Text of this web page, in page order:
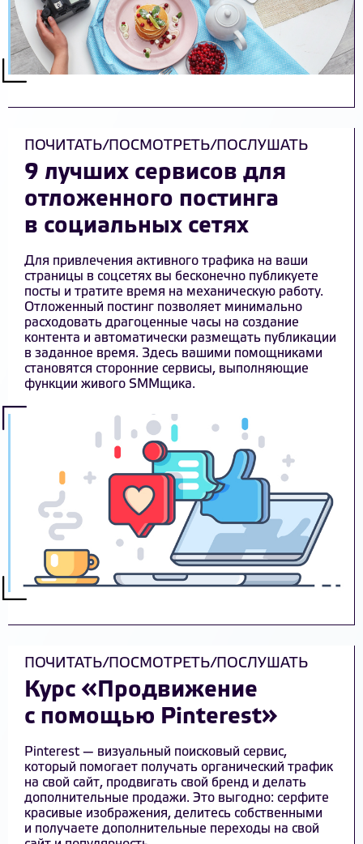
ПОЧИТАТЬ/ПОСМОТРЕТЬ/ПОСЛУШАТЬ
9 лучших сервисов для
отложенного постинга
в социальных сетях
Для привлечения активного трафика на ваши
страницы в соцсетях вы бесконечно публикуете
посты и тратите время на механическую работу.
Отложенный постинг позволяет минимально
расходовать драгоценные часы на создание
контента и автоматически размещать публикации
в заданное время. Здесь вашими помощниками
становятся сторонние сервисы, выполняющие
функции живого SMMщика.
ПОЧИТАТЬ/ПОСМОТРЕТЬ/ПОСЛУШАТЬ
Курс «Продвижение
с помощью Pinterest»
Pinterest — визуальный поисковый сервис,
который помогает получать органический трафик
на свой сайт, продвигать свой бренд и делать
дополнительные продажи. Это выгодно: серфите
красивые изображения, делитесь собственными
и получаете дополнительные переходы на свой